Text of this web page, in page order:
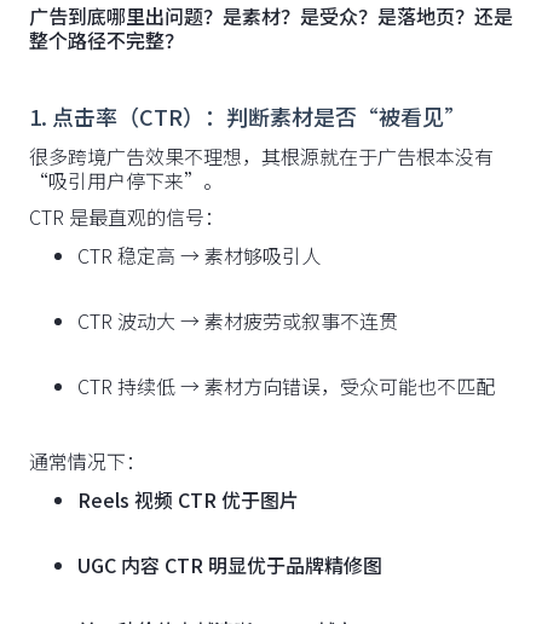
广告到底哪里出问题？是素材？是受众？是落地页？还是
整个路径不完整？
1. 点击率（CTR）：判断素材是否“被看见”
很多跨境广告效果不理想，其根源就在于广告根本没有
“吸引用户停下来”。
CTR 是最直观的信号：
CTR 稳定高 → 素材够吸引人
CTR 波动大 → 素材疲劳或叙事不连贯
CTR 持续低 → 素材方向错误，受众可能也不匹配
通常情况下：
Reels 视频 CTR 优于图片
UGC 内容 CTR 明显优于品牌精修图